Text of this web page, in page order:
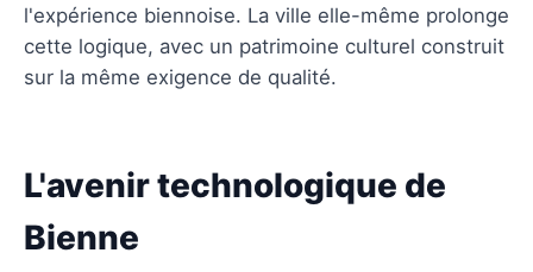
l'expérience biennoise. La ville elle-même prolonge
cette logique, avec un patrimoine culturel construit
sur la même exigence de qualité.
L'avenir technologique de
Bienne